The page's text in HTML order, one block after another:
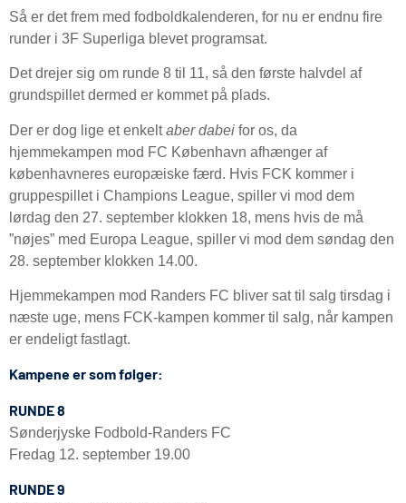
Så er det frem med fodboldkalenderen, for nu er endnu fire
runder i 3F Superliga blevet programsat.
Det drejer sig om runde 8 til 11, så den første halvdel af
grundspillet dermed er kommet på plads.
Der er dog lige et enkeltaber dabei for os, da
hjemmekampen mod FC København afhænger af
københavneres europæiske færd. Hvis FCK kommer i
gruppespillet i Champions League, spiller vi mod dem
lørdag den 27. september klokken 18, mens hvis de må
”nøjes” med Europa League, spiller vi mod dem søndag den
28. september klokken 14.00.
Hjemmekampen mod Randers FC bliver sat til salg tirsdag i
næste uge, mens FCK-kampen kommer til salg, når kampen
er endeligt fastlagt.
Kampene er som følger:
RUNDE 8
Sønderjyske Fodbold-Randers FC
Fredag 12. september 19.00
RUNDE 9